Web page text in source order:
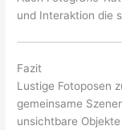
und Interaktion die
Fazit
Lustige Fotoposen
gemeinsame
unsichtbare